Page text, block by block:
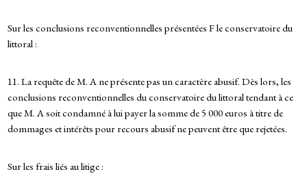
Sur les conclusions reconventionnelles présentées F le conservatoire du
littoral :
11. La requête de M. A ne présente pas un caractère abusif. Dès lors, les
conclusions reconventionnelles du conservatoire du littoral tendant à ce
que M. A soit condamné à lui payer la somme de 5 000 euros à titre de
dommages et intérêts pour recours abusif ne peuvent être que rejetées.
Sur les frais liés au litige :